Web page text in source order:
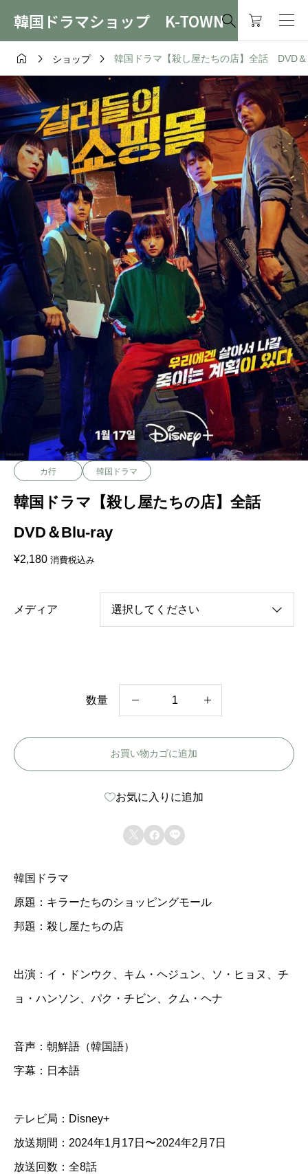
韓国ドラマショップ K-TOWN
  ショップ  韓国ドラマ【殺し屋たちの店】全話 DVD
カ行 韓国ドラマ
韓国ドラマ【殺し屋たちの店】全話
DVD＆Blu-ray
¥2,180 消費税込み
メディア
数量
ド
マ
殺
た
店
】
＆
お買い物カゴに追加
お気に入りに追加
  
韓国ドラマ
原題：キラーたちのショッピングモール
邦題：殺し屋たちの店
出演：イ・ドンウク、キム・ヘジュン、ソ・ヒョヌ、チ
ョ・ハンソン、パク・チビン、クム・ヘナ
音声：朝鮮語（韓国語）
字幕：日本語
テレビ局：Disney+
放送期間：2024年1月17日〜2024年2月7日
放送回数：全8話